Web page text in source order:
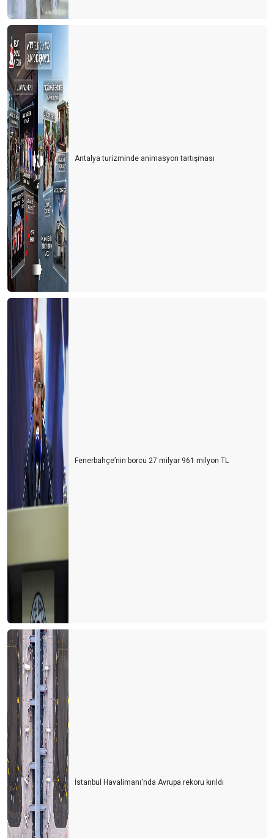
RUS TURİST RUBLE’NİN ALTINDA KALDI
GÜNLÜK TURİST GELİŞİ 100 BİNE DAYANDI
KARPUZ
Bayramda Antalya’ya gelecek olanlara çağrım: Müze kartınızla
gelin
TURİZMİ ‘Z’ KUŞAĞINA DEVRETMELİYİZ
5 ay sonra 2019 yılı seviyesindeyiz
SUÇ KİMİN?
TÜRKİYE RESMİ OLARAK DÜNYA 4. CÜSÜ
‘COMEBACK ALMANYA’
Turizm çalışanlarının koşulları cazip hale getirilmeli
Paket turda en büyük maliyeti ulaşım ve konaklama oluşturuyor
Kış döneminde Antalya turizminde 3 ülke öne çıktı
Unuttuk mu?
Berlin mesajları
Hayat devam ediyor mu?
YA ŞİMDİ?
Antalya'nın 3 sınavı
Turistin derdi çok
KARAALİOĞLU’NUN ÇIĞLIĞI
REWE, FTI’yı ya yutarsa…
Türk gibi başladık, İngiliz gibi bitirdik
Havasahası kapalı Ukrayna’dan 134.000 Ukraynalı turist geldi
Tanıtımda özgün olmalıyız
Yerleşik göçmenler geliyor
Kaptan S.O.S. veriyor
Antalya’ya 1 milyon İngiliz turist geldi
Antalya'nın kardeş şehirleri
Başarının reçetesi
SONGÜL VE ÖNDER
9 ay bize yeter
Sonbaharda Kıbrıs
Antalya turizminde animasyon tartışması
Fenerbahçe’nin borcu 27 milyar 961 milyon TL
İstanbul Havalimanı'nda Avrupa rekoru kırıldı